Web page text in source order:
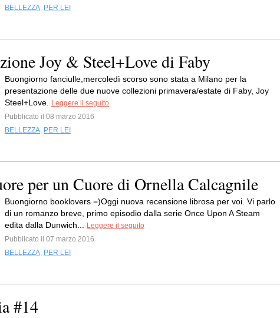
BELLEZZA, PER LEI
Joy & Steel+Love di Faby
Buongiorno fanciulle,mercoledì scorso sono stata a Milano per la
presentazione delle due nuove collezioni primavera/estate di Faby, Joy
Steel+Love.
Leggere il seguito
Pubblicato il 08 marzo 2016
BELLEZZA, PER LEI
per un Cuore di Ornella Calcagnile
Buongiorno booklovers =)Oggi nuova recensione librosa per voi. Vi parlo
di un romanzo breve, primo episodio dalla serie Once Upon A Steam
edita dalla Dunwich...
Leggere il seguito
Pubblicato il 07 marzo 2016
BELLEZZA, PER LEI
#14